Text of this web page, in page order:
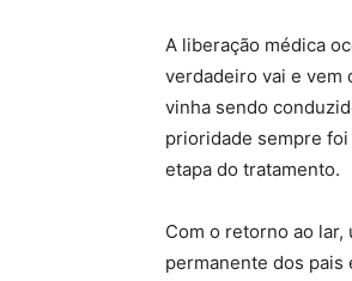
A liberação médica
verdadeiro vai e vem
vinha sendo
prioridade sempre
etapa do tratamento.
Com o retorno ao
permanente dos pais